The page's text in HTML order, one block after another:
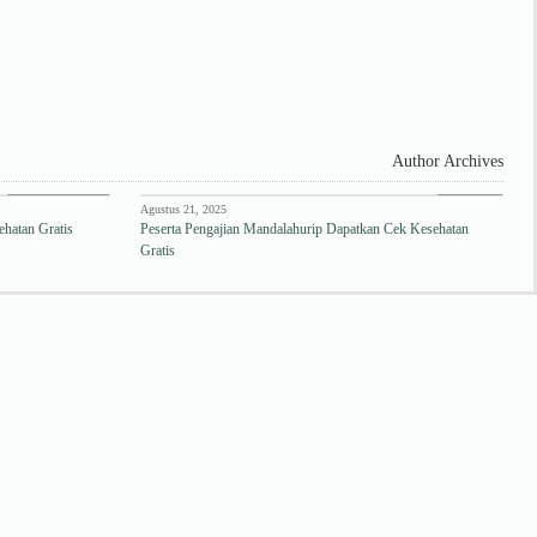
Author Archives
Gratis
Agustus 21, 2025
Peserta Pengajian Mandalahurip Dapatkan Cek Kesehatan
Gratis